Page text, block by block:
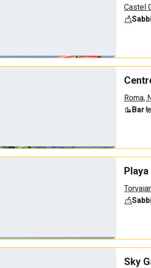
Castel
Roma,
Bar·
Sky